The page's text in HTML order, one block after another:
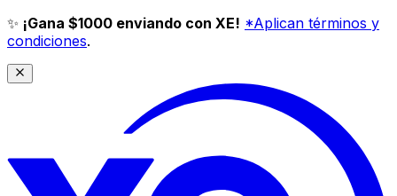
✨ ¡Gana $1000 enviando con XE! *Aplican términos y
condiciones.